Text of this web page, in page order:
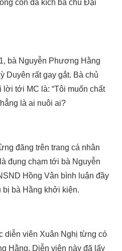
còn đả kích bà chủ Đại
bà Nguyễn Phương Hằng
Duyên rất gay gắt. Bà chủ
tới MC là: “Tôi muốn chất
là ai nuôi ai?
đăng trên trang cá nhân
đụng chạm tới bà Nguyễn
Hồng Vân bình luận đầy
bị bà Hằng khởi kiện.
diễn viên Xuân Nghị từng có
Hằng. Diễn viên này đã lấy